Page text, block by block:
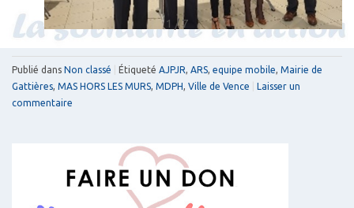
1 / 7
Publié dans Non classé Étiqueté AJPJR ARS equipe mobile Mairie de
Gattières MAS HORS LES MURS MDPH Ville de Vence
Laisser un
commentaire